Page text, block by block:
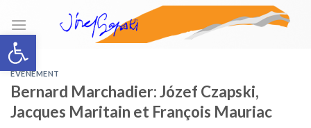
Open toolbar
content
ÉVÉNEMENT
Bernard Marchadier: Józef Czapski,
Jacques Maritain et François Mauriac